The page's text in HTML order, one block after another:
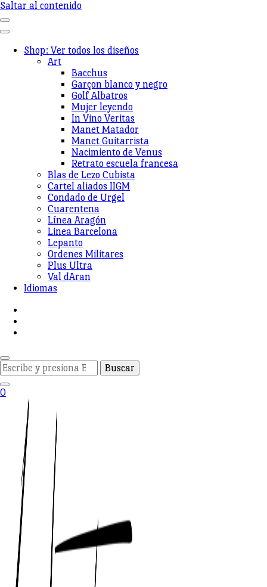
Saltar al contenido
Shop: Ver todos los diseños
Art
Bacchus
Garçon blanco y negro
Golf Albatros
Mujer leyendo
In Vino Veritas
Manet Matador
Manet Guitarrista
Nacimiento de Venus
Retrato escuela francesa
Blas de Lezo Cubista
Cartel aliados IIGM
Condado de Urgel
Cuarentena
Línea Aragón
Linea Barcelona
Lepanto
Ordenes Militares
Plus Ultra
Val dAran
Idiomas
¿Buscas
algo?
0